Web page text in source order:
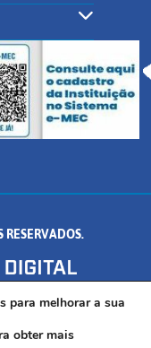
FORMIGA/MG - CEP:
para melhorar a sua
obter mais